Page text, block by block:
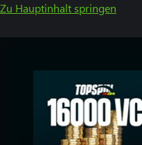
Zu Hauptinhalt springen